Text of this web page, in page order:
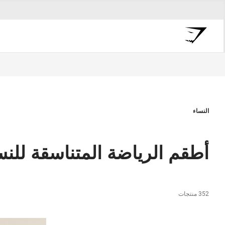
النساء
أطقم الرياضة المتناسقة
352 منتجات